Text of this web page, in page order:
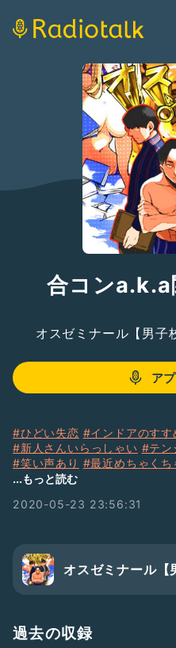
合コンa.k.a
オスゼミナール【男子
ア
#ひどい失恋 #インドアのすす
#新人さんいらっしゃい #テン
#笑い声あり #最近めちゃくち
#雨の日って何してる？
#大学生 #雑談 #フリートーク
...もっと読む
2020-05-23 23:56:31
オスゼミナール【
過去の収録